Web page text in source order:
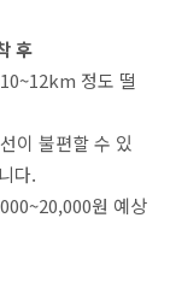
후
정도 떨
이 불편할 수 있
다.
원 예상